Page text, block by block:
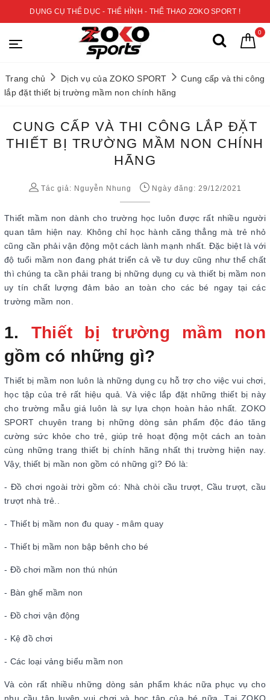
DỤNG CỤ THỂ DỤC - THỂ HÌNH - THỂ THAO ZOKO SPORT !
0
Trang chủ Dịch vụ của ZOKO SPORT
Cung cấp và thi công
lắp đặt thiết bị trường mầm non chính hãng
CUNG CẤP VÀ THI CÔNG LẮP ĐẶT
THIẾT BỊ TRƯỜNG MẦM NON CHÍNH
HÃNG
Tác giả: Nguyễn Nhung Ngày đăng: 29/12/2021
Thiết mầm non dành cho trường học luôn được rất nhiều người
quan tâm hiện nay. Không chỉ học hành căng thẳng mà trẻ nhỏ
cũng cần phải vận động một cách lành mạnh nhất. Đặc biệt là với
độ tuổi mầm non đang phát triển cả về tư duy cũng như thể chất
thì chúng ta cần phải trang bị những dụng cụ và thiết bị mầm non
uy tín chất lượng đảm bảo an toàn cho các bé ngay tại các
trường mầm non.
1. Thiết bị trường mầm non
gồm có những gì?
Thiết bị mầm non luôn là những dụng cụ hỗ trợ cho việc vui chơi,
học tập của trẻ rất hiệu quả. Và việc lắp đặt những thiết bị này
cho trường mẫu giá luôn là sự lựa chọn hoàn hảo nhất. ZOKO
SPORT chuyên trang bị những dòng sản phẩm độc đáo tăng
cường sức khỏe cho trẻ, giúp trẻ hoạt động một cách an toàn
cùng những trang thiết bị chính hãng nhất thị trường hiện nay.
Vậy, thiết bị mần non gồm có những gì? Đó là:
- Đồ chơi ngoài trời gồm có: Nhà chòi cầu trượt, Cầu trượt, cầu
trượt nhà trẻ..
- Thiết bị mầm non đu quay - mâm quay
- Thiết bị mầm non bập bênh cho bé
- Đồ chơi mầm non thú nhún
- Bàn ghế mầm non
- Đồ chơi vận động
- Kệ đồ chơi
- Các loại vảng biểu mầm non
Và còn rất nhiều những dòng sản phẩm khác nữa phục vụ cho